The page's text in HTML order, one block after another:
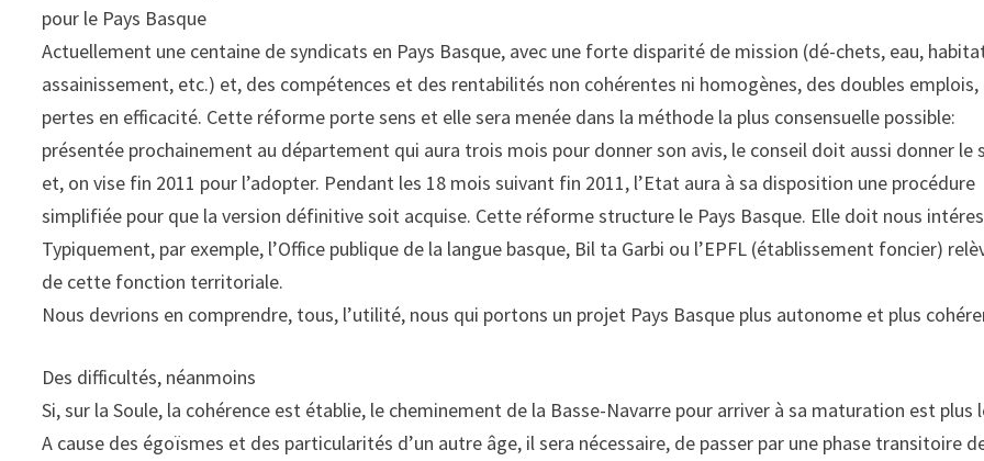
pour le Pays Basque
Actuellement une centaine de syndicats en Pays Basque, avec une forte disparité de mission (dé-chets, eau,
assainissement, etc.) et, des compétences et des rentabilités non cohérentes ni homogènes, des doubles emplois,
pertes en efficacité. Cette réforme porte sens et elle sera menée dans la méthode la plus consensuelle possible:
présentée prochainement au département qui aura trois mois pour donner son avis, le conseil doit aussi donner le
et, on vise fin 2011 pour l’adopter. Pendant les 18 mois suivant fin 2011, l’Etat aura à sa disposition une procédure
simplifiée pour que la version définitive soit acquise. Cette réforme structure le Pays Basque. Elle doit nous
Typiquement, par exemple, l’Office publique de la langue basque, Bil ta Garbi ou l’EPFL (établissement foncier)
de cette fonction territoriale.
Nous devrions en comprendre, tous, l’utilité, nous qui portons un projet Pays Basque plus autonome et plus
Des difficultés, néanmoins
Si, sur la Soule, la cohérence est établie, le cheminement de la Basse-Navarre pour arriver à sa maturation est plus
A cause des égoïsmes et des particularités d’un autre âge, il sera nécessaire, de passer par une phase transitoire